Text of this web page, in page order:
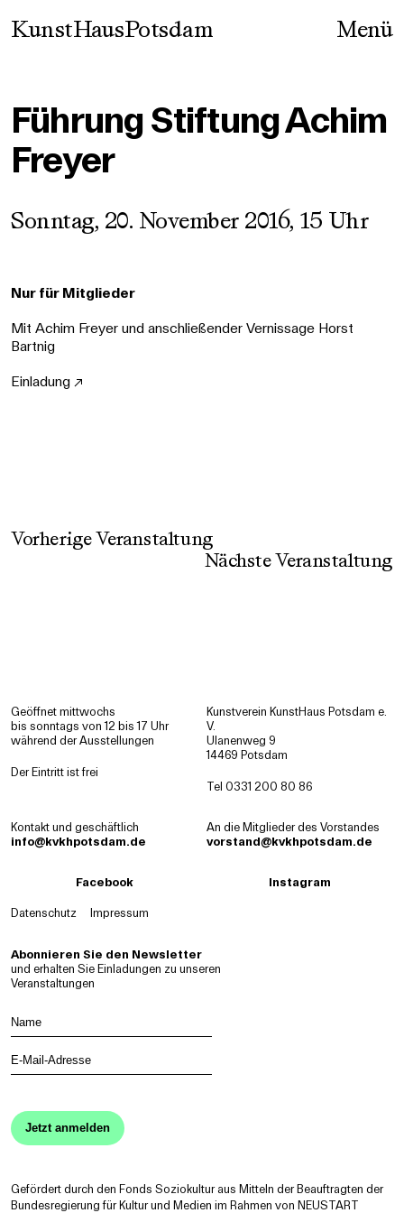
toKunstHausPotsdam Menü
Führung Stiftung Achim
Freyer
Sonntag, 20. November 2016, 15 Uhr
Nur für Mitglieder
Mit Achim Freyer und anschließender Vernissage Horst
Bartnig
Einladung ↗
Vorherige Veranstaltung
Nächste Veranstaltung
Geöffnet mittwochs
bis sonntags von 12 bis 17 Uhr
während der Ausstellungen
Der Eintritt ist frei
Kunstverein KunstHaus Potsdam e.
V.
Ulanenweg 9
14469 Potsdam
Tel 0331 200 80 86
Kontakt und geschäftlich
info@kvkhpotsdam.de
An die Mitglieder des Vorstandes
vorstand@kvkhpotsdam.de
Facebook Instagram
Datenschutz Impressum
Abonnieren Sie den Newsletter
und erhalten Sie Einladungen zu unseren
Veranstaltungen
a
e
-
l
-
r
e
s
Gefördert durch den Fonds Soziokultur aus Mitteln der Beauftragten der
Bundesregierung für Kultur und Medien im Rahmen von NEUSTART